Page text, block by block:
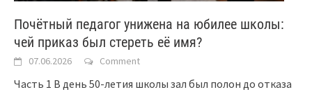
Почётный педагог унижена на юбилее школы:
чей приказ был стереть её имя?
07.06.2026 Comment
Часть 1 В день 50-летия школы зал был полон до отказа